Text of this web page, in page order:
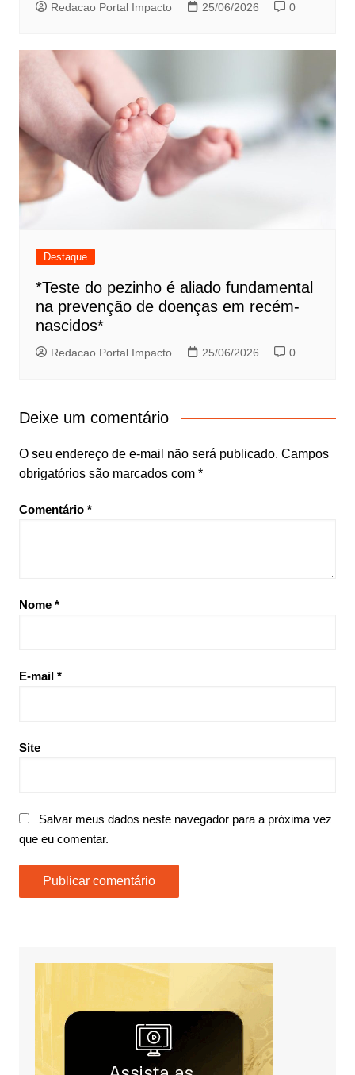
Redacao Portal Impacto 25/06/2026 0
Destaque
*Teste do pezinho é aliado fundamental
na prevenção de doenças em recém-
nascidos*
Redacao Portal Impacto 25/06/2026 0
Deixe um comentário
O seu endereço de e-mail não será publicado. Campos
obrigatórios são marcados com *
Comentário *
Nome *
E-mail *
Site
Salvar meus dados neste navegador para a próxima vez
que eu comentar.